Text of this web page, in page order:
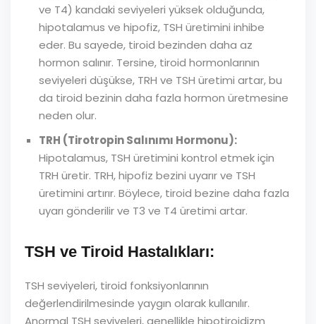
ve T4) kandaki seviyeleri yüksek olduğunda,
hipotalamus ve hipofiz, TSH üretimini inhibe
eder. Bu sayede, tiroid bezinden daha az
hormon salınır. Tersine, tiroid hormonlarının
seviyeleri düşükse, TRH ve TSH üretimi artar, bu
da tiroid bezinin daha fazla hormon üretmesine
neden olur.
TRH (Tirotropin Salınımı Hormonu):
Hipotalamus, TSH üretimini kontrol etmek için
TRH üretir. TRH, hipofiz bezini uyarır ve TSH
üretimini artırır. Böylece, tiroid bezine daha fazla
uyarı gönderilir ve T3 ve T4 üretimi artar.
TSH ve Tiroid Hastalıkları:
TSH seviyeleri, tiroid fonksiyonlarının
değerlendirilmesinde yaygın olarak kullanılır.
Anormal TSH seviyeleri, genellikle hipotiroidizm